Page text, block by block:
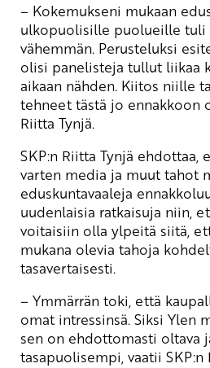
– Kokemukseni mukaan
ulkopuolisille puolueille tuli
vähemmän. Perusteluksi
olisi panelisteja tullut liikaa
aikaan nähden. Kiitos niille
tehneet tästä jo ennakkoon
Riitta Tynjä.
SKP:n Riitta Tynjä ehdottaa,
varten media ja muut tahot
eduskuntavaaleja
uudenlaisia ratkaisuja niin,
voitaisiin olla ylpeitä siitä,
mukana olevia tahoja
tasavertaisesti.
– Ymmärrän toki, että
omat intressinsä. Siksi Ylen
sen on ehdottomasti oltava
tasapuolisempi, vaatii SKP:n